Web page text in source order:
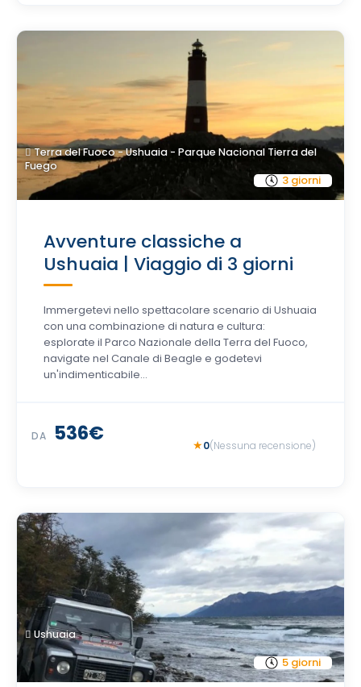
3 giorni
Terra del Fuoco - Ushuaia - Parque Nacional Tierra del
Fuego
Avventure classiche a
Ushuaia | Viaggio di 3 giorni
Immergetevi nello spettacolare scenario di Ushuaia
con una combinazione di natura e cultura:
esplorate il Parco Nazionale della Terra del Fuoco,
navigate nel Canale di Beagle e godetevi
un'indimenticabile...
DA 536€ 0(Nessuna recensione)
5 giorni
Ushuaia